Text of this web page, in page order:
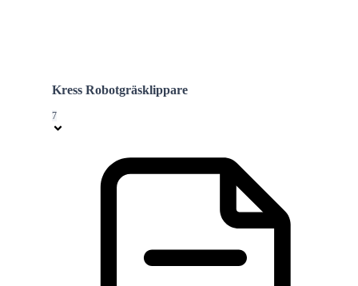
Kress Robotgräsklippare
7